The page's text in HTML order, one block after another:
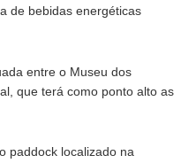
de bebidas energéticas
entre o Museu dos
que terá como ponto alto as
paddock localizado na